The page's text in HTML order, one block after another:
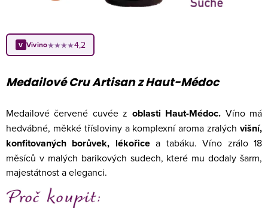
V Vivino★★★★4,2
Medailové Cru Artisan z Haut-Médoc
Medailové červené cuvée z oblasti Haut-Médoc. Víno má
hedvábné, měkké třísloviny a komplexní aroma zralých višní,
konfitovaných borůvek, lékořicea tabáku. Víno zrálo 18
měsíců v malých barikových sudech, které mu dodaly šarm,
majestátnost a eleganci.